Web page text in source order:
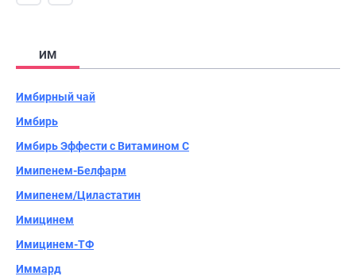
ИМ
Имбирный чай
Имбирь
Имбирь Эффести с Витамином C
Имипенем-Белфарм
Имипенем/Циластатин
Имицинем
Имицинем-ТФ
Иммард